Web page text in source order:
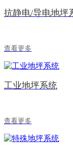
抗静电/导电地坪
查看更多
工业地坪系统
查看更多